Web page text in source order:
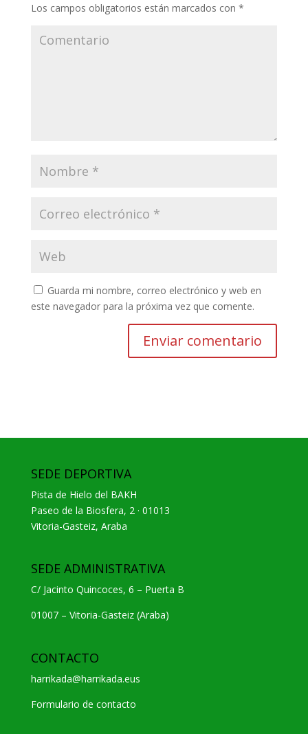
Los campos obligatorios están marcados con *
Guarda mi nombre, correo electrónico y web en
este navegador para la próxima vez que comente.
SEDE DEPORTIVA
Pista de Hielo del BAKH
Paseo de la Biosfera, 2 · 01013
Vitoria-Gasteiz, Araba
SEDE ADMINISTRATIVA
C/ Jacinto Quincoces, 6 – Puerta B
01007 – Vitoria-Gasteiz (Araba)
CONTACTO
harrikada@harrikada.eus
Formulario de contacto